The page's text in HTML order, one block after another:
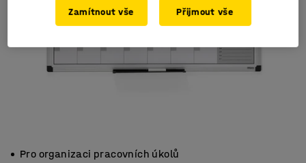
Pro organizaci pracovních úkolů
Zamítnout vše Přijmout vše